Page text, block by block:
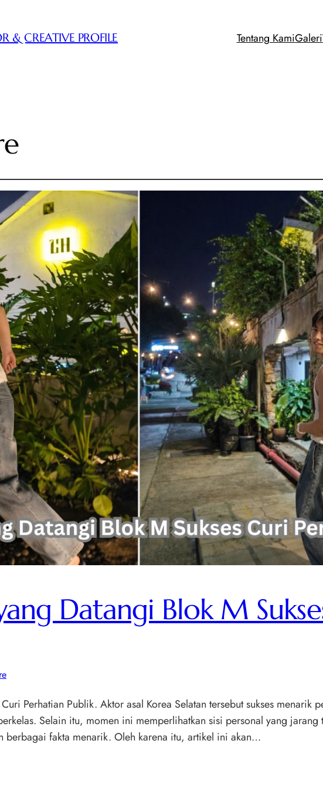
& CREATIVE PROFILE Tentang KamiGaleri
Datangi Blok M
Perhatian Publik. Aktor asal Korea Selatan tersebut sukses menarik
Selain itu, momen ini memperlihatkan sisi personal yang jarang
berbagai fakta menarik. Oleh karena itu, artikel ini akan…